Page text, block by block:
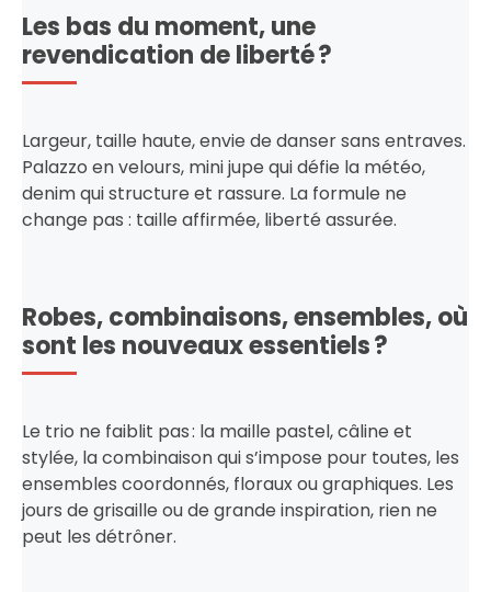
Les bas du moment, une
revendication de liberté ?
Largeur, taille haute, envie de danser sans entraves.
Palazzo en velours, mini jupe qui défie la météo,
denim qui structure et rassure. La formule ne
change pas : taille affirmée, liberté assurée.
Robes, combinaisons, ensembles, où
sont les nouveaux essentiels ?
Le trio ne faiblit pas : la maille pastel, câline et
stylée, la combinaison qui s’impose pour toutes, les
ensembles coordonnés, floraux ou graphiques. Les
jours de grisaille ou de grande inspiration, rien ne
peut les détrôner.